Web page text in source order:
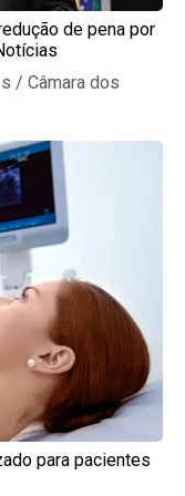
de pena por
/ Câmara dos
para pacientes